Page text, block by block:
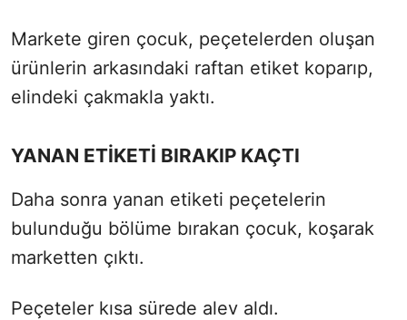
Markete giren çocuk, peçetelerden oluşan
ürünlerin arkasındaki raftan etiket koparıp,
elindeki çakmakla yaktı.
YANAN ETİKETİ BIRAKIP KAÇTI
Daha sonra yanan etiketi peçetelerin
bulunduğu bölüme bırakan çocuk, koşarak
marketten çıktı.
Peçeteler kısa sürede alev aldı.